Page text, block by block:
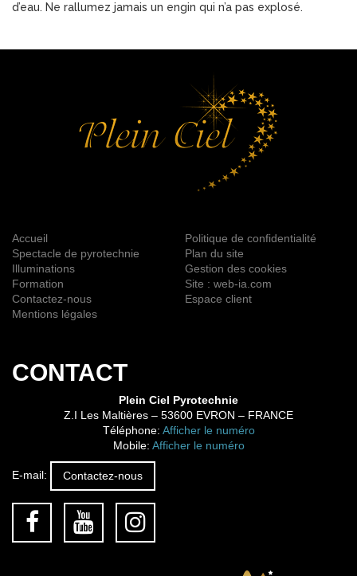
d’eau. Ne rallumez jamais un engin qui n’a pas explosé.
Accueil
Spectacle de pyrotechnie
Illuminations
Formation
Contactez-nous
Mentions légales
Politique de confidentialité
Plan du site
Gestion des cookies
Site : web-ia.com
Espace client
CONTACT
Plein Ciel Pyrotechnie
Z.I Les Maltières – 53600 EVRON – FRANCE
Téléphone: Afficher le numéro
Mobile: Afficher le numéro
E-mail: Contactez-nous